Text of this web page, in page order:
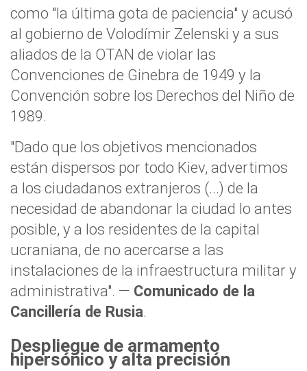
como "la última gota de paciencia" y acusó
al gobierno de Volodímir Zelenski y a sus
aliados de la OTAN de violar las
Convenciones de Ginebra de 1949 y la
Convención sobre los Derechos del Niño de
1989.
"Dado que los objetivos mencionados
están dispersos por todo Kiev, advertimos
a los ciudadanos extranjeros (...) de la
necesidad de abandonar la ciudad lo antes
posible, y a los residentes de la capital
ucraniana, de no acercarse a las
instalaciones de la infraestructura militar y
administrativa". — Comunicado de la
Cancillería de Rusia.
Despliegue de armamento
hipersónico y alta precisión